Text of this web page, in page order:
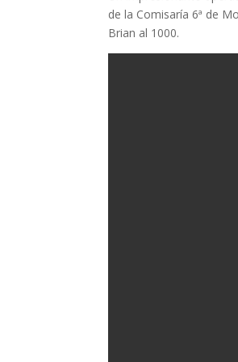
de la Comisaría 6ª de
Brian al 1000.